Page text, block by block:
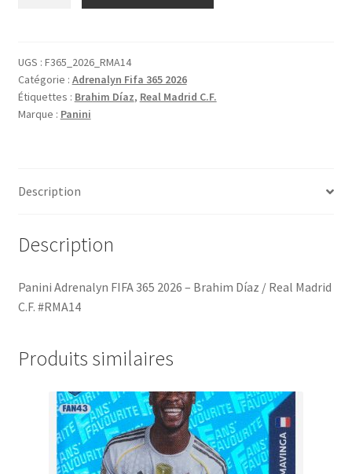
FIFA
365
2026
-
Real
C.F.
UGS : F365_2026_RMA14
Catégorie : Adrenalyn Fifa 365 2026
Étiquettes : Brahim Díaz, Real Madrid C.F.
Marque : Panini
Description
Description
Panini Adrenalyn FIFA 365 2026 – Brahim Díaz / Real Madrid
C.F. #RMA14
Produits similaires